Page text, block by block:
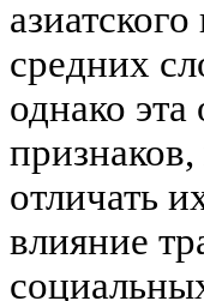
средних
однако
отличать
влияние